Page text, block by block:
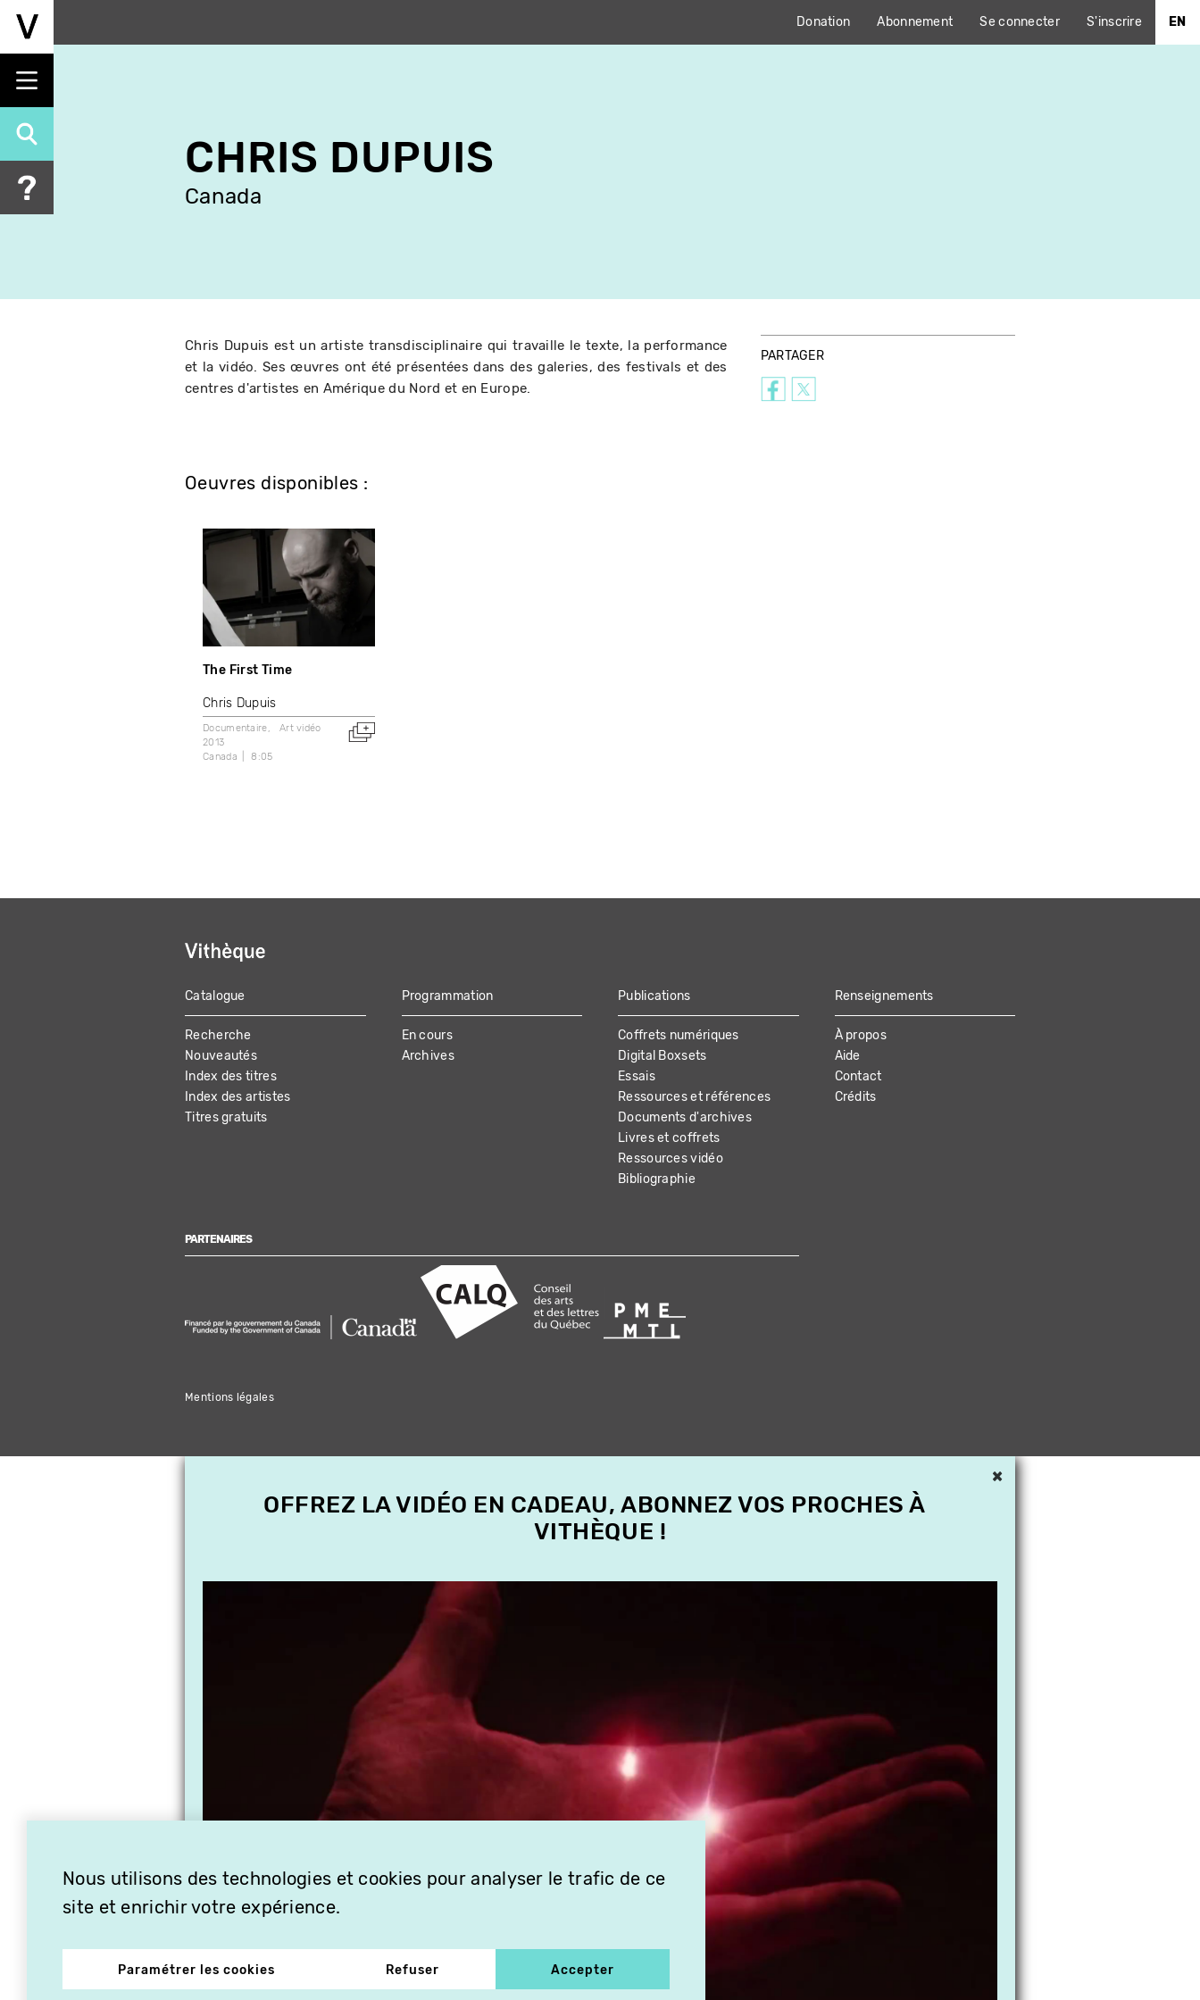
Aller
principal
Donation Abonnement Se connecter S'inscrire EN
CHRIS DUPUIS
Canada
Chris Dupuis est un artiste transdisciplinaire qui travaille le texte, la performance
et la vidéo. Ses œuvres ont été présentées dans des galeries, des festivals et des
centres d'artistes en Amérique du Nord et en Europe.
PARTAGER
Oeuvres disponibles :
The First Time
Chris Dupuis
Documentaire
Art vidéo
2013
Canada
8:05
MAIN
NAVIGATION
Catalogue
Recherche
Nouveautés
Index des titres
Index des artistes
Titres gratuits
Programmation
En cours
Archives
Publications
Coffrets numériques
Digital Boxsets
Essais
Ressources et références
Documents d'archives
Livres et coffrets
Ressources vidéo
Bibliographie
Renseignements
À propos
Aide
Contact
Crédits
PARTENAIRES
Mentions légales
Nous utilisons des technologies et cookies pour analyser le trafic de ce
site et enrichir votre expérience.
Paramétrer les cookies Refuser Accepter
×
OFFREZ LA VIDÉO EN CADEAU, ABONNEZ VOS PROCHES À
VITHÈQUE !